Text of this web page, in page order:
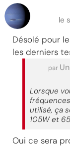
le
Désolé pour
les derniers
par
Lorsque
utilisé, ça
105W et
Oui ce sera